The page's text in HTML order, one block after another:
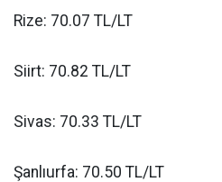
Rize: 70.07 TL/LT
Siirt: 70.82 TL/LT
Sivas: 70.33 TL/LT
Şanlıurfa: 70.50 TL/LT